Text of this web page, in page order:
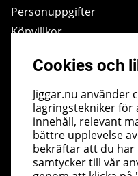
Personuppgifter
Köpvillkor
Ångra Köp
Om oss
Om butiken
Södertäljevägen 30,
Cookies och
Jiggar.nu använder
lagringstekniker för
innehåll, relevant
bättre upplevelse
bekräftar att du har
samtycker till vår